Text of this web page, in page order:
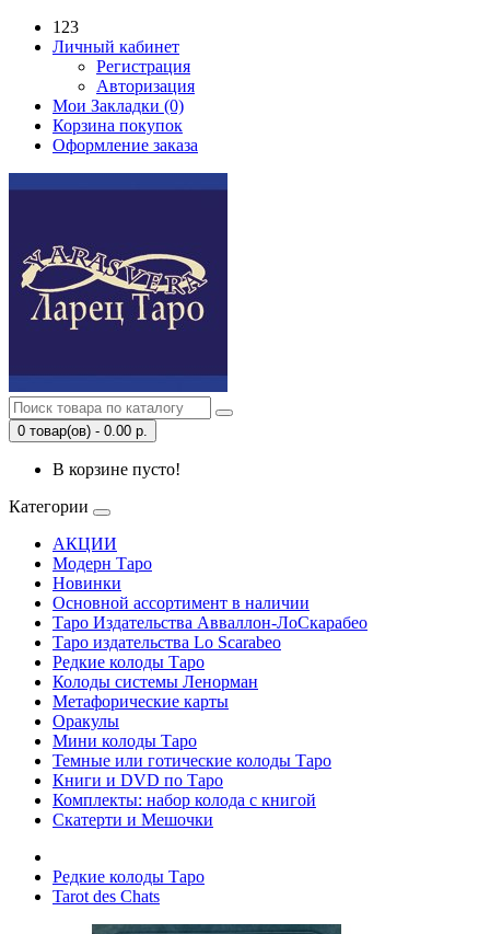
123
Личный кабинет
Регистрация
Авторизация
Мои Закладки (0)
Корзина покупок
Оформление заказа
0 товар(ов) - 0.00 р.
В корзине пусто!
Категории
АКЦИИ
Модерн Таро
Новинки
Основной ассортимент в наличии
Таро Издательства Авваллон-ЛоСкарабео
Таро издательства Lo Scarabeo
Редкие колоды Таро
Колоды системы Ленорман
Метафорические карты
Оракулы
Мини колоды Таро
Темные или готические колоды Таро
Книги и DVD по Таро
Комплекты: набор колода с книгой
Скатерти и Мешочки
Редкие колоды Таро
Tarot des Chats